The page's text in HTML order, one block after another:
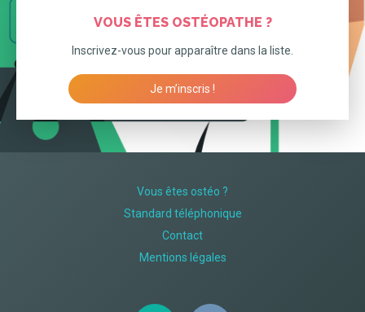
VOUS ÊTES OSTÉOPATHE ?
Inscrivez-vous pour apparaître dans la liste.
Je m’inscris !
Vous êtes ostéo ?
Standard téléphonique
Contact
Mentions légales